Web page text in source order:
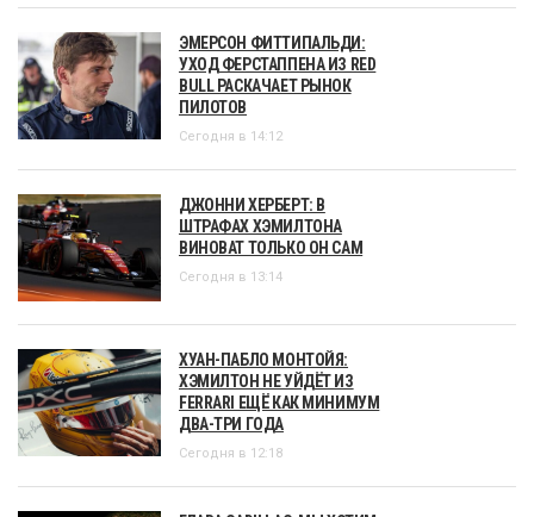
ЭМЕРСОН ФИТТИПАЛЬДИ:
УХОД ФЕРСТАППЕНА ИЗ RED
BULL РАСКАЧАЕТ РЫНОК
ПИЛОТОВ
Сегодня в 14:12
ДЖОННИ ХЕРБЕРТ: В
ШТРАФАХ ХЭМИЛТОНА
ВИНОВАТ ТОЛЬКО ОН САМ
Сегодня в 13:14
ХУАН-ПАБЛО МОНТОЙЯ:
ХЭМИЛТОН НЕ УЙДЁТ ИЗ
FERRARI ЕЩЁ КАК МИНИМУМ
ДВА-ТРИ ГОДА
Сегодня в 12:18